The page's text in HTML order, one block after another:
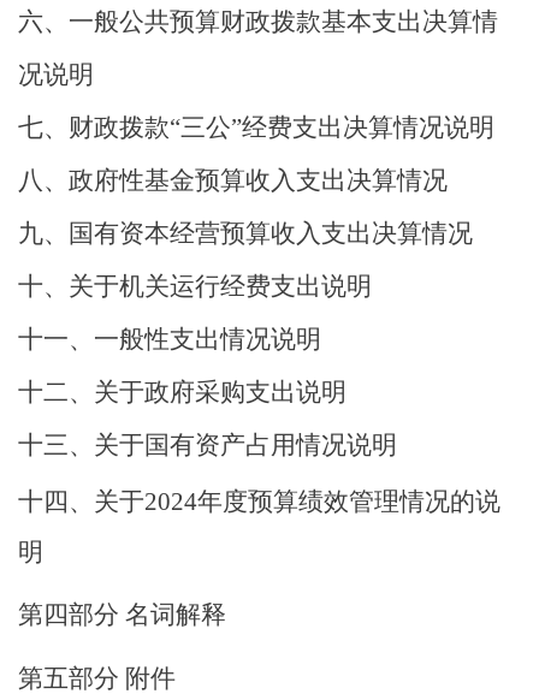
六、一般公共预算财政拨款基本支出决算情
况说明
七、财政拨款“三公”经费支出决算情况说明
八、政府性基金预算收入支出决算情况
九、国有资本经营预算收入支出决算情况
十、关于机关运行经费支出说明
十一、一般性支出情况说明
十二、关于政府采购支出说明
十三、关于国有资产占用情况说明
十四、关于2024年度预算绩效管理情况的说
明
第四部分 名词解释
第五部分 附件